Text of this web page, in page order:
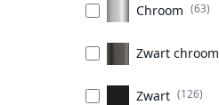
Chroom (63)
Zwart chroom
Zwart (126)